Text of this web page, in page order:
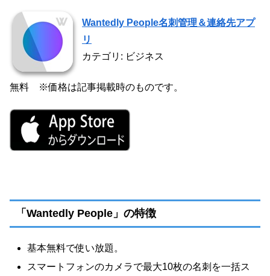
Wantedly People名刺管理＆連絡先アプ
リ
カテゴリ: ビジネス
無料 ※価格は記事掲載時のものです。
「Wantedly People」の特徴
基本無料で使い放題。
スマートフォンのカメラで最大10枚の名刺を一括ス